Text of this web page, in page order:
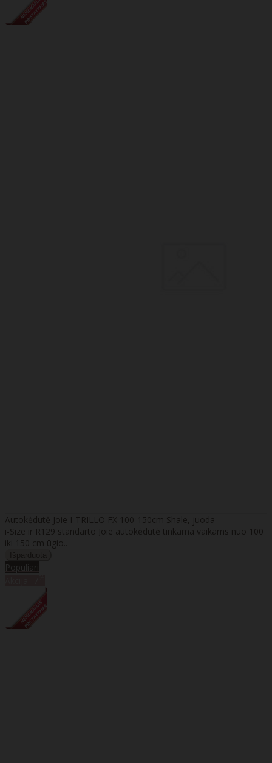
Autokėdutė Joie I-TRILLO FX 100-150cm Shale, juoda
i-Size ir R129 standarto Joie autokėdutė tinkama vaikams nuo 100
iki 150 cm ūgio..
Populiari